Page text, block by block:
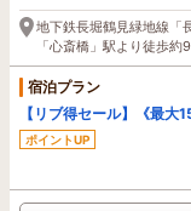
地下鉄長堀鶴見緑地線「
「心斎橋」駅より徒歩約
宿泊プラン
【リブ得セール】《最大
ポイントUP